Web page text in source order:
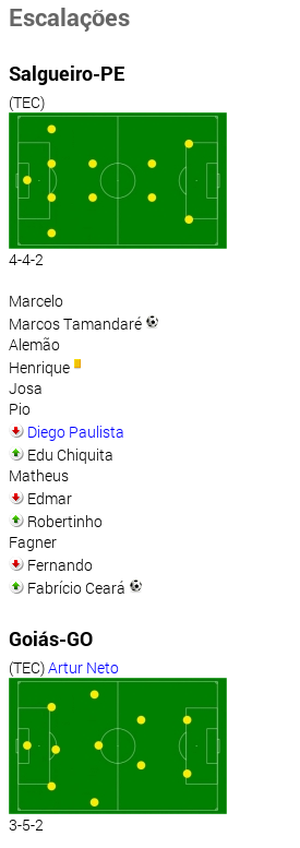
Escalações
Salgueiro-PE
(TEC)
4-4-2
Marcelo
Marcos Tamandaré
Alemão
Henrique
Josa
Pio
Diego Paulista
Edu Chiquita
Matheus
Edmar
Robertinho
Fagner
Fernando
Fabrício Ceará
Goiás-GO
(TEC)Artur Neto
3-5-2